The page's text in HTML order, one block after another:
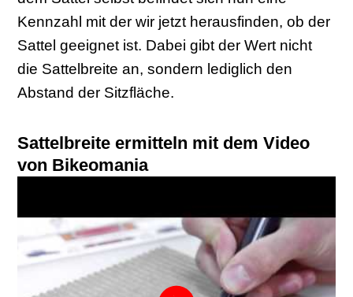
Kennzahl mit der wir jetzt herausfinden, ob der
Sattel geeignet ist. Dabei gibt der Wert nicht
die Sattelbreite an, sondern lediglich den
Abstand der Sitzfläche.
Sattelbreite ermitteln mit dem Video
von Bikeomania